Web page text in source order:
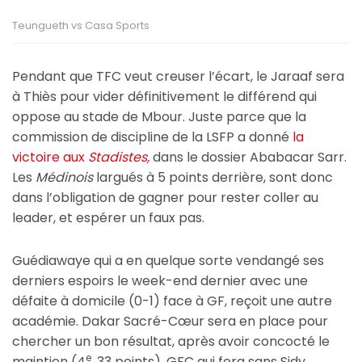
Teungueth vs Casa Sports
Pendant que TFC veut creuser l’écart, le Jaraaf sera
à Thiès pour vider définitivement le différend qui
oppose au stade de Mbour. Juste parce que la
commission de discipline de la LSFP a donné la
victoire aux Stadistes,dans le dossier Ababacar Sarr.
Les Médinoislargués à 5 points derrière, sont donc
dans l’obligation de gagner pour rester coller au
leader, et espérer un faux pas.
Guédiawaye qui a en quelque sorte vendangé ses
derniers espoirs le week-end dernier avec une
défaite à domicile (0-1) face à GF, reçoit une autre
académie. Dakar Sacré-Cœur sera en place pour
chercher un bon résultat, après avoir concocté le
e